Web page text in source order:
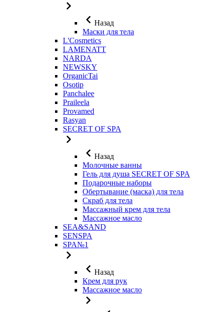
Назад
Маски для тела
L'Cosmetics
LAMENATT
NARDA
NEWSKY
OrganicTai
Osotip
Panchalee
Praileela
Provamed
Rasyan
SECRET OF SPA
Назад
Молочные ванны
Гель для душа SECRET OF SPA
Подарочные наборы
Обертывание (маска) для тела
Скраб для тела
Массажный крем для тела
Массажное масло
SEA&SAND
SENSPA
SPA№1
Назад
Крем для рук
Массажное масло